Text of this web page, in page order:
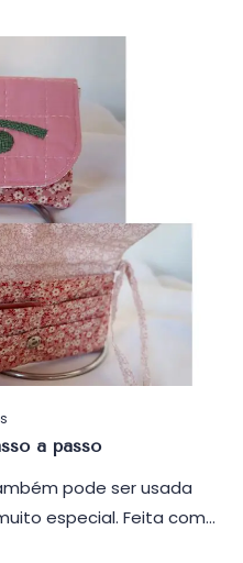
a passo
pode ser usada
especial. Feita com…